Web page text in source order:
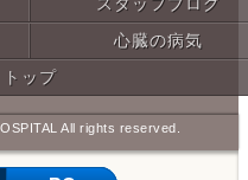
心臓の病気
トップ
All rights reserved.